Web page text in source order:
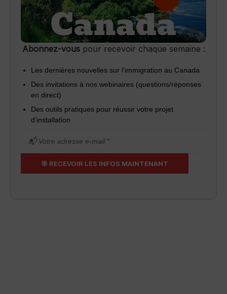
Abonnez-vouspour recevoir chaque semaine :
Les dernières nouvelles sur l’immigration au Canada
Des invitations à nos webinaires (questions/réponses
en direct)
Des outils pratiques pour réussir votre projet
d’installation